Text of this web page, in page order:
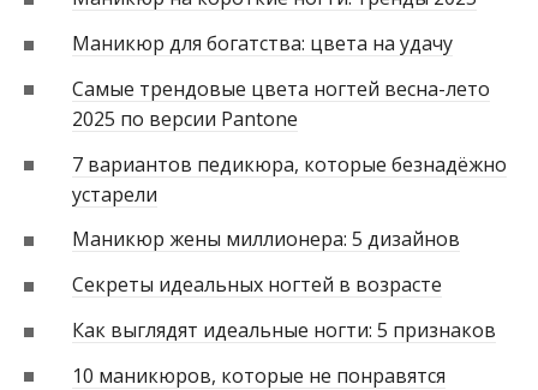
Маникюр для богатства: цвета на удачу
Самые трендовые цвета ногтей весна-лето
2025 по версии Pantone
7 вариантов педикюра, которые безнадёжно
устарели
Маникюр жены миллионера: 5 дизайнов
Секреты идеальных ногтей в возрасте
Как выглядят идеальные ногти: 5 признаков
10 маникюров, которые не понравятся